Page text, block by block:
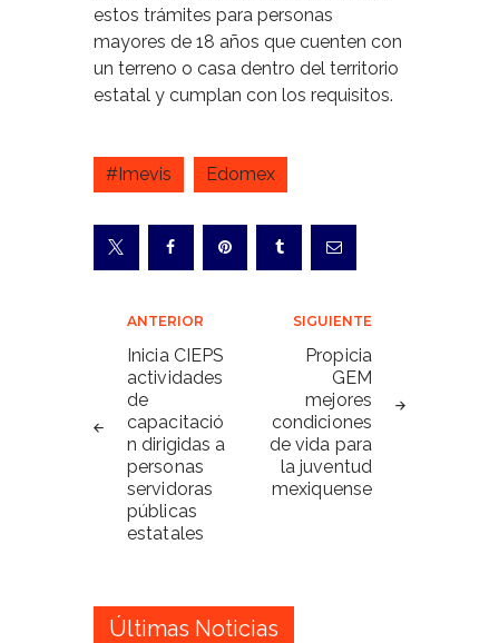
estos trámites para personas
mayores de 18 años que cuenten con
un terreno o casa dentro del territorio
estatal y cumplan con los requisitos.
#Imevis Edomex
Navegación
de
entradas
ANTERIOR
Inicia CIEPS
actividades
de
capacitació
n dirigidas a
personas
servidoras
públicas
estatales
SIGUIENTE
Propicia
GEM
mejores
condiciones
de vida para
la juventud
mexiquense
Últimas Noticias